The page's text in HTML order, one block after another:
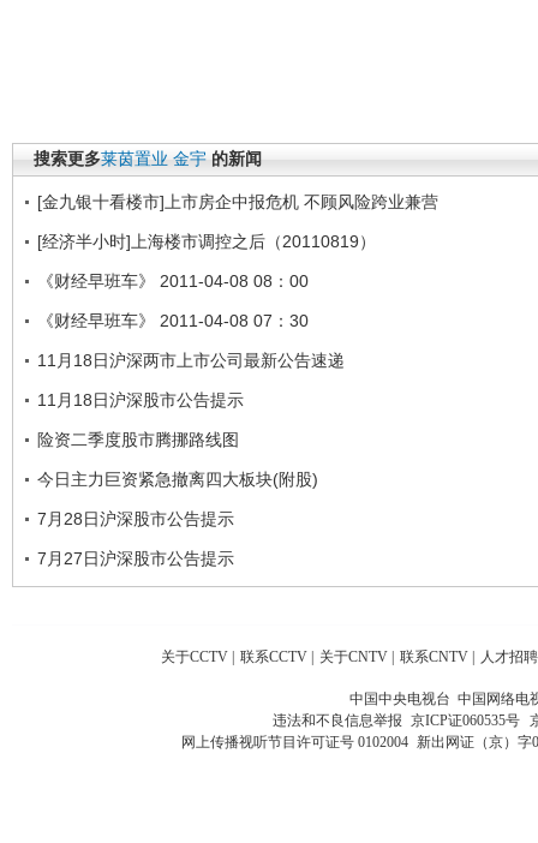
搜索更多莱茵置业 金宇 的新闻
[金九银十看楼市]上市房企中报危机 不顾风险跨业兼营
[经济半小时]上海楼市调控之后（20110819）
《财经早班车》 2011-04-08 08：00
《财经早班车》 2011-04-08 07：30
11月18日沪深两市上市公司最新公告速递
11月18日沪深股市公告提示
险资二季度股市腾挪路线图
今日主力巨资紧急撤离四大板块(附股)
7月28日沪深股市公告提示
7月27日沪深股市公告提示
关于CCTV | 联系CCTV | 关于CNTV | 联系CNTV | 人才招聘
中国中央电视台 中国网络电
违法和不良信息举报 京ICP证060535号
网上传播视听节目许可证号 0102004 新出网证（京）